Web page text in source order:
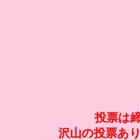
投票は
沢山の投票あ